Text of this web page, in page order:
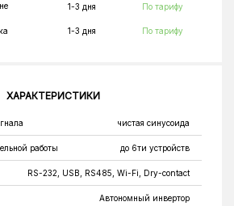
1-3 дня По тарифу
1-3 дня По тарифу
ХАРАКТЕРИСТИКИ
чистая синусоида
работы до 6ти устройств
RS-232, USB, RS485, Wi-Fi, Dry-contact
Автономный инвертор